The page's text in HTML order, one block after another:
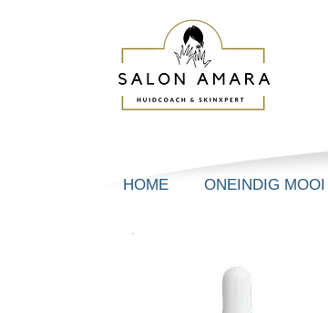
HOME ONEINDIG MOOI